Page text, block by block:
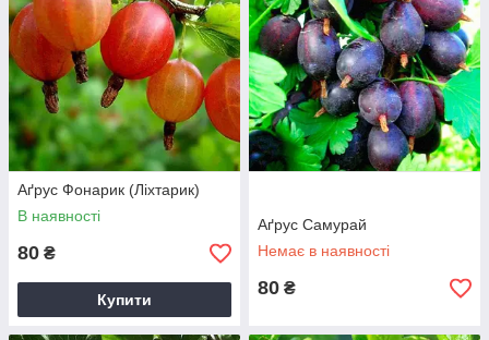
Аґрус Фонарик (Ліхтарик)
В наявності
80 ₴
Купити
Аґрус Самурай
Немає в наявності
80 ₴